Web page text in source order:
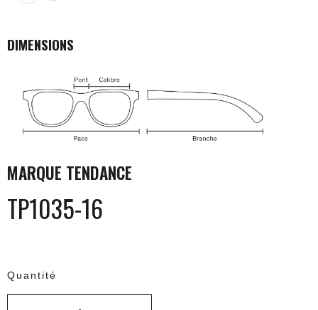
DIMENSIONS
MARQUE TENDANCE
TP1035-16
Quantité